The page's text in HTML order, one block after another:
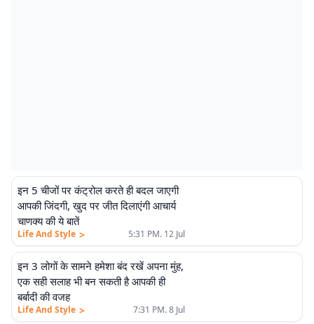
इन 5 चीजों पर कंट्रोल करते ही बदल जाएगी
आपकी जिंदगी, खुद पर जीत दिलाएंगी आचार्य
चाणक्य की ये बातें
Life And Style > 5:31 PM. 12 Jul
इन 3 लोगों के सामने हमेशा बंद रखें अपना मुंह,
एक सही सलाह भी बन सकती है आपकी ही
बर्बादी की वजह
Life And Style > 7:31 PM. 8 Jul